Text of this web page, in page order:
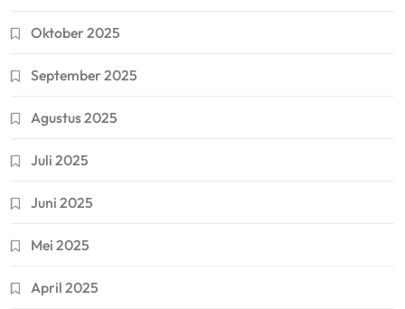
Oktober 2025
September 2025
Agustus 2025
Juli 2025
Juni 2025
Mei 2025
April 2025